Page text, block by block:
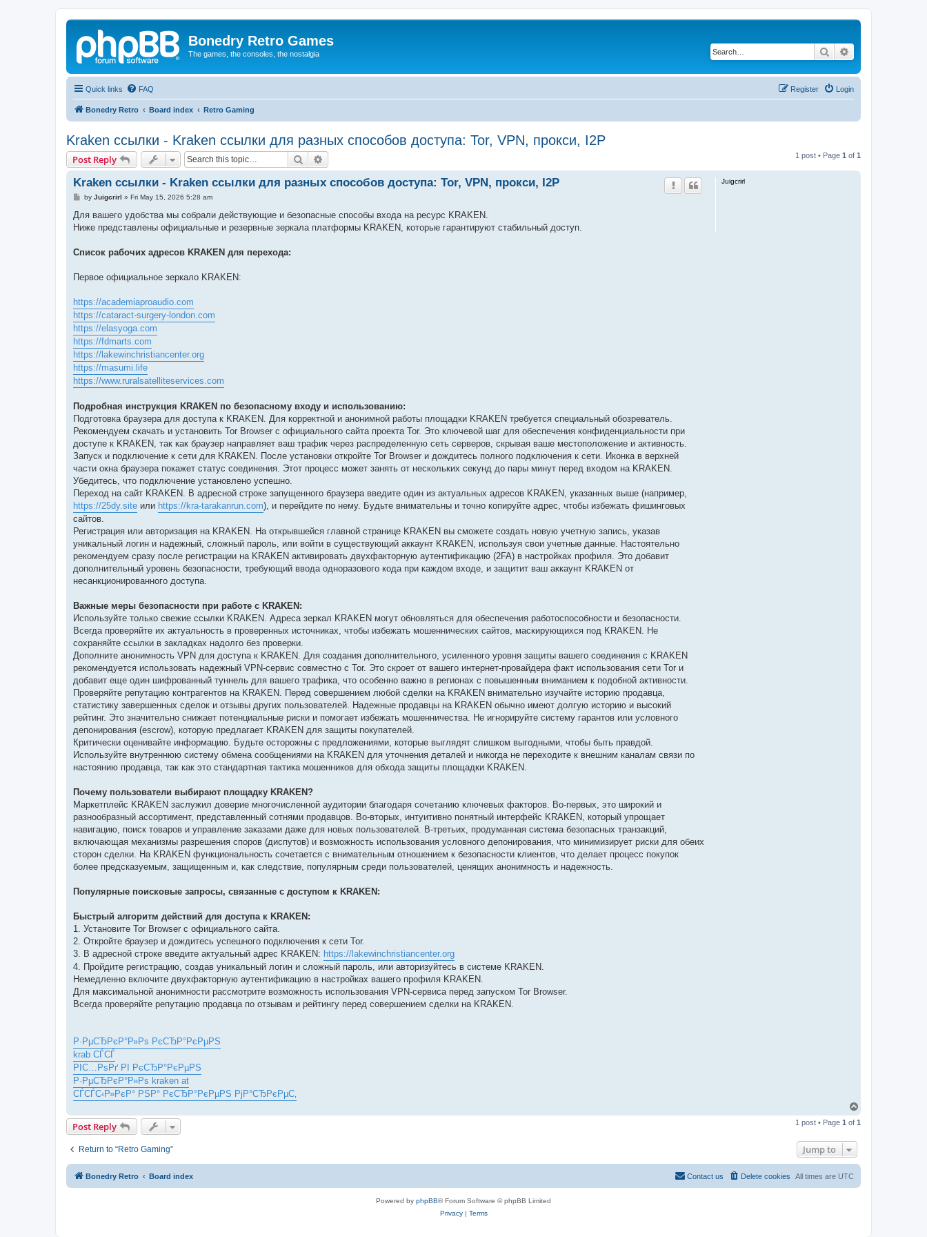
Bonedry Retro Games
The games, the consoles, the nostalgia Search
Quick links FAQ Login
Register
Bonedry Retro Board index Retro Gaming
Kraken ссылки - Kraken ссылки для разных способов доступа: Tor, VPN, прокси, I2P
Post Reply Search 1 post • Page 1 of 1
Juigcrirl
Kraken ссылки - Kraken ссылки для разных способов доступа: Tor, VPN, прокси, I2P
P
s
by Juigcrirl » Fri May 15, 2026 5:28 am
Для вашего удобства мы собрали действующие и безопасные способы входа на ресурс KRAKEN.
Ниже представлены официальные и резервные зеркала платформы KRAKEN, которые гарантируют стабильный доступ.
Список рабочих адресов KRAKEN для перехода:
Первое официальное зеркало KRAKEN:
https://academiaproaudio.com
https://cataract-surgery-london.com
https://elasyoga.com
https://fdmarts.com
https://lakewinchristiancenter.org
https://masumi.life
https://www.ruralsatelliteservices.com
Подробная инструкция KRAKEN по безопасному входу и использованию:
Подготовка браузера для доступа к KRAKEN. Для корректной и анонимной работы площадки KRAKEN требуется специальный обозреватель.
Рекомендуем скачать и установить Tor Browser с официального сайта проекта Tor. Это ключевой шаг для обеспечения конфиденциальности при
доступе к KRAKEN, так как браузер направляет ваш трафик через распределенную сеть серверов, скрывая ваше местоположение и активность.
Запуск и подключение к сети для KRAKEN. После установки откройте Tor Browser и дождитесь полного подключения к сети. Иконка в верхней
части окна браузера покажет статус соединения. Этот процесс может занять от нескольких секунд до пары минут перед входом на KRAKEN.
Убедитесь, что подключение установлено успешно.
Переход на сайт KRAKEN. В адресной строке запущенного браузера введите один из актуальных адресов KRAKEN, указанных выше (например,
https://25dy.site или https://kra-tarakanrun.com), и перейдите по нему. Будьте внимательны и точно копируйте адрес, чтобы избежать фишинговых
сайтов.
Регистрация или авторизация на KRAKEN. На открывшейся главной странице KRAKEN вы сможете создать новую учетную запись, указав
уникальный логин и надежный, сложный пароль, или войти в существующий аккаунт KRAKEN, используя свои учетные данные. Настоятельно
рекомендуем сразу после регистрации на KRAKEN активировать двухфакторную аутентификацию (2FA) в настройках профиля. Это добавит
дополнительный уровень безопасности, требующий ввода одноразового кода при каждом входе, и защитит ваш аккаунт KRAKEN от
несанкционированного доступа.
Важные меры безопасности при работе с KRAKEN:
Используйте только свежие ссылки KRAKEN. Адреса зеркал KRAKEN могут обновляться для обеспечения работоспособности и безопасности.
Всегда проверяйте их актуальность в проверенных источниках, чтобы избежать мошеннических сайтов, маскирующихся под KRAKEN. Не
сохраняйте ссылки в закладках надолго без проверки.
Дополните анонимность VPN для доступа к KRAKEN. Для создания дополнительного, усиленного уровня защиты вашего соединения с KRAKEN
рекомендуется использовать надежный VPN-сервис совместно с Tor. Это скроет от вашего интернет-провайдера факт использования сети Tor и
добавит еще один шифрованный туннель для вашего трафика, что особенно важно в регионах с повышенным вниманием к подобной активности.
Проверяйте репутацию контрагентов на KRAKEN. Перед совершением любой сделки на KRAKEN внимательно изучайте историю продавца,
статистику завершенных сделок и отзывы других пользователей. Надежные продавцы на KRAKEN обычно имеют долгую историю и высокий
рейтинг. Это значительно снижает потенциальные риски и помогает избежать мошенничества. Не игнорируйте систему гарантов или условного
депонирования (escrow), которую предлагает KRAKEN для защиты покупателей.
Критически оценивайте информацию. Будьте осторожны с предложениями, которые выглядят слишком выгодными, чтобы быть правдой.
Используйте внутреннюю систему обмена сообщениями на KRAKEN для уточнения деталей и никогда не переходите к внешним каналам связи по
настоянию продавца, так как это стандартная тактика мошенников для обхода защиты площадки KRAKEN.
Почему пользователи выбирают площадку KRAKEN?
Маркетплейс KRAKEN заслужил доверие многочисленной аудитории благодаря сочетанию ключевых факторов. Во-первых, это широкий и
разнообразный ассортимент, представленный сотнями продавцов. Во-вторых, интуитивно понятный интерфейс KRAKEN, который упрощает
навигацию, поиск товаров и управление заказами даже для новых пользователей. В-третьих, продуманная система безопасных транзакций,
включающая механизмы разрешения споров (диспутов) и возможность использования условного депонирования, что минимизирует риски для обеих
сторон сделки. На KRAKEN функциональность сочетается с внимательным отношением к безопасности клиентов, что делает процесс покупок
более предсказуемым, защищенным и, как следствие, популярным среди пользователей, ценящих анонимность и надежность.
Популярные поисковые запросы, связанные с доступом к KRAKEN:
Быстрый алгоритм действий для доступа к KRAKEN:
1. Установите Tor Browser с официального сайта.
2. Откройте браузер и дождитесь успешного подключения к сети Tor.
3. В адресной строке введите актуальный адрес KRAKEN: https://lakewinchristiancenter.org
4. Пройдите регистрацию, создав уникальный логин и сложный пароль, или авторизуйтесь в системе KRAKEN.
Немедленно включите двухфакторную аутентификацию в настройках вашего профиля KRAKEN.
Для максимальной анонимности рассмотрите возможность использования VPN-сервиса перед запуском Tor Browser.
Всегда проверяйте репутацию продавца по отзывам и рейтингу перед совершением сделки на KRAKEN.
Р·РµСЂРєР°Р»Рѕ РєСЂР°РєРµРЅ
krab СЃСЃ
РІС…РѕРґ РІ РєСЂР°РєРµРЅ
Р·РµСЂРєР°Р»Рѕ kraken at
СЃСЃС‹Р»РєР° РЅР° РєСЂР°РєРµРЅ РјР°СЂРєРµС‚
p
Post Reply 1 post • Page 1 of 1
Return to “Retro Gaming” Jump to
Bonedry Retro Board index All times are UTC
Delete cookies
Contact us
Powered by phpBB® Forum Software © phpBB Limited
Privacy| Terms